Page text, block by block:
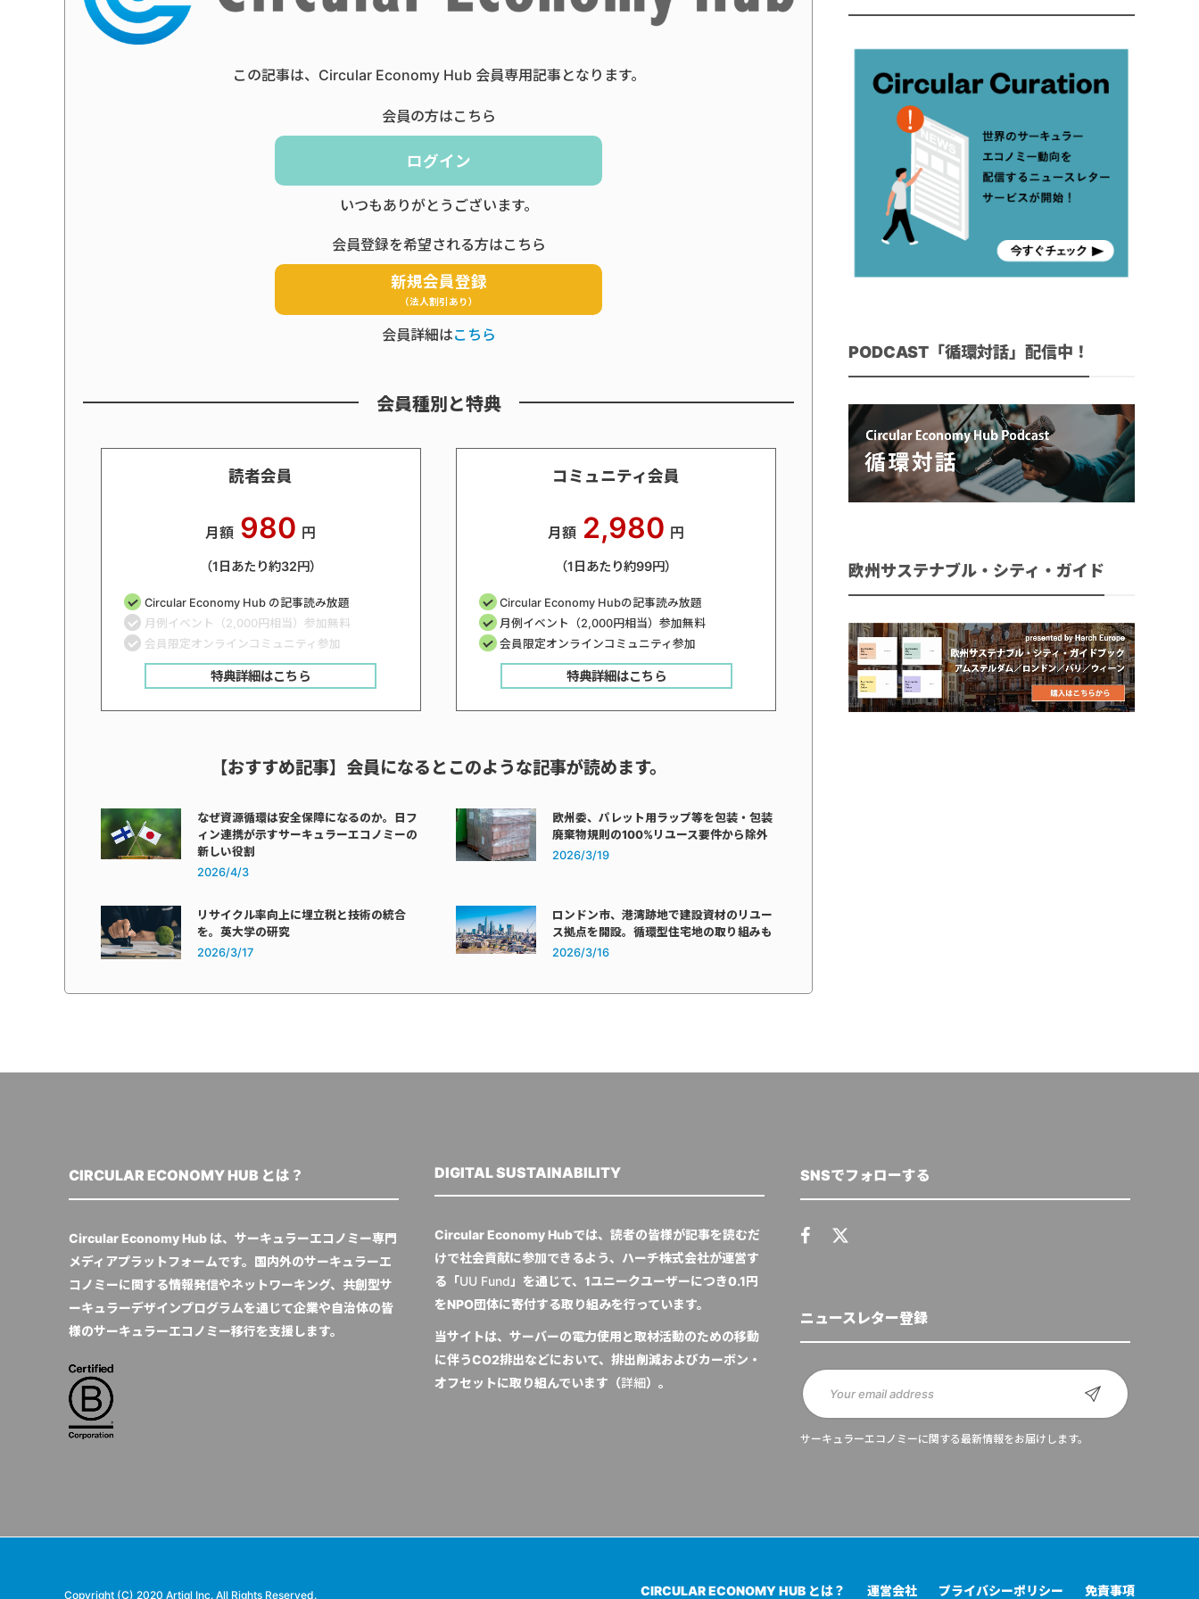
この記事は、Circular Economy Hub 会員専用記事となります。
会員の方はこちら
ログイン
いつもありがとうございます。
会員登録を希望される方はこちら
新規会員登録
（法人割引あり）
会員詳細はこちら
会員種別と特典
読者会員
月額 980 円
（1日あたり約32円）
Circular Economy Hub の記事読み放題
月例イベント（2,000円相当）参加無料
会員限定オンラインコミュニティ参加
特典詳細はこちら
コミュニティ会員
月額 2,980 円
（1日あたり約99円）
Circular Economy Hubの記事読み放題
月例イベント（2,000円相当）参加無料
会員限定オンラインコミュニティ参加
特典詳細はこちら
【おすすめ記事】会員になるとこのような記事が読めます。
なぜ資源循環は安全保障になるのか。日フ
ィン連携が示すサーキュラーエコノミーの
新しい役割
2026/4/3
欧州委、パレット用ラップ等を包装・包装
廃棄物規則の100%リユース要件から除外
2026/3/19
リサイクル率向上に埋立税と技術の統合
を。英大学の研究
2026/3/17
ロンドン市、港湾跡地で建設資材のリユー
ス拠点を開設。循環型住宅地の取り組みも
2026/3/16
PODCAST「循環対話」配信中！
欧州サステナブル・シティ・ガイド
CIRCULAR ECONOMY HUB とは？
Circular Economy Hub は、サーキュラーエコノミー専門
メディアプラットフォームです。国内外のサーキュラーエ
コノミーに関する情報発信やネットワーキング、共創型サ
ーキュラーデザインプログラムを通じて企業や自治体の皆
様のサーキュラーエコノミー移行を支援します。
DIGITAL SUSTAINABILITY
Circular Economy Hubでは、読者の皆様が記事を読むだ
けで社会貢献に参加できるよう、ハーチ株式会社が運営す
る「UU Fund 」を通じて、1ユニークユーザーにつき0.1円
をNPO団体に寄付する取り組みを行っています。
当サイトは、サーバーの電力使用と取材活動のための移動
に伴うCO2排出などにおいて、排出削減およびカーボン・
オフセットに取り組んでいます（詳細）。
SNSでフォローする
ニュースレター登録
サーキュラーエコノミーに関する最新情報をお届けします。
Copyright (C) 2020 Artiql Inc. All Rights Reserved. CIRCULAR ECONOMY HUB とは？ 運営会社 プライバシーポリシー 免責事項